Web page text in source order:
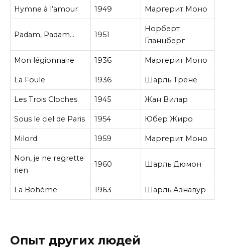
Hymne à l’amour 1949 Маргерит Моно
Padam, Padam… 1951
Норберт
Гланцберг
Mon légionnaire 1936 Маргерит Моно
La Foule 1936 Шарль Трене
Les Trois Cloches 1945 Жан Вилар
Sous le ciel de Paris 1954 Юбер Жиро
Milord 1959 Маргерит Моно
Non, je ne regrette
rien
1960 Шарль Дюмон
La Bohème 1963 Шарль Азнавур
Опыт других людей